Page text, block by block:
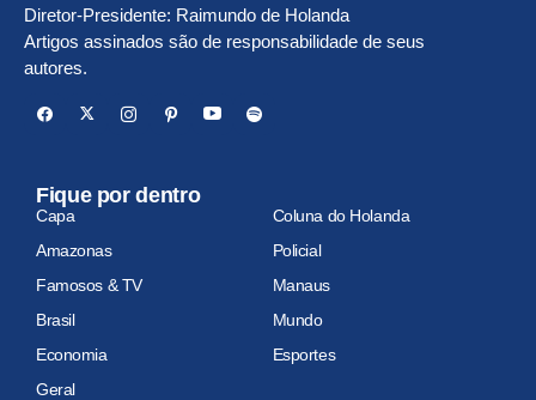
Diretor-Presidente: Raimundo de Holanda
Artigos assinados são de responsabilidade de seus
autores.
Fique por dentro
Capa
Coluna do Holanda
Amazonas
Policial
Famosos & TV
Manaus
Brasil
Mundo
Economia
Esportes
Geral